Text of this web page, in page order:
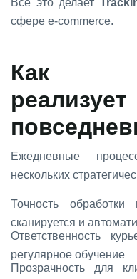
сфере e-commerce.
Ежедневные
нескольких
Точность
сканируется и
Ответственность
регулярное обучение
Прозрачность для